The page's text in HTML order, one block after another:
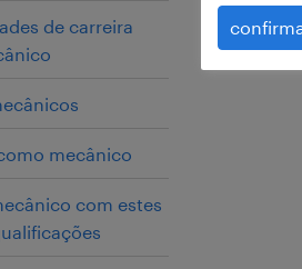
de carreira
mecânico
com estes